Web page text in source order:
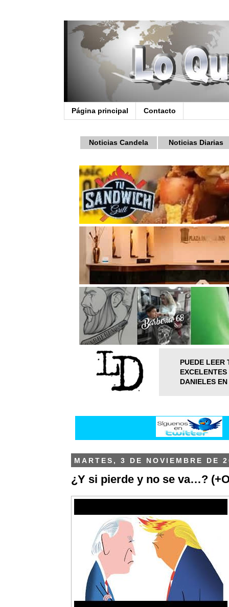
Página principal Contacto
Noticias Candela Noticias Diarias
PUEDE LEER
DANIELES
MARTES, 3 DE NOVIEMBRE DE
¿Y si pierde y no se va…?